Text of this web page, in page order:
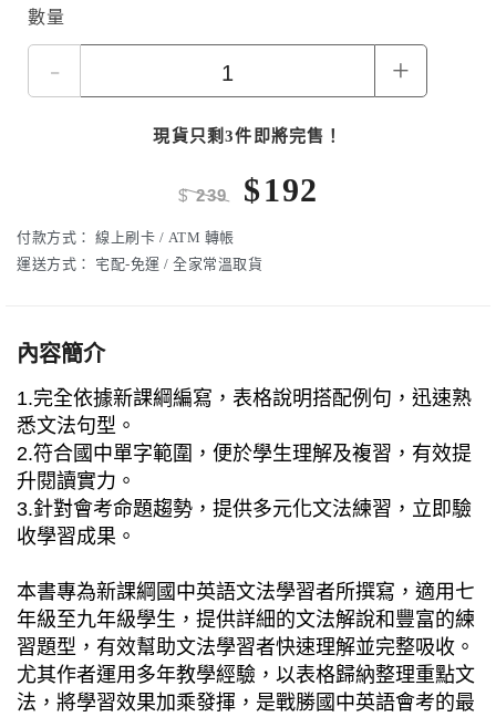
數量
- +
現貨只剩3件即將完售！
$239 $192
付款方式： 線上刷卡 / ATM 轉帳
運送方式：
宅配-免運 / 全家常溫取貨
內容簡介
1.完全依據新課綱編寫，表格說明搭配例句，迅速熟
悉文法句型。
2.符合國中單字範圍，便於學生理解及複習，有效提
升閱讀實力。
3.針對會考命題趨勢，提供多元化文法練習，立即驗
收學習成果。
本書專為新課綱國中英語文法學習者所撰寫，適用七
年級至九年級學生，提供詳細的文法解說和豐富的練
習題型，有效幫助文法學習者快速理解並完整吸收。
尤其作者運用多年教學經驗，以表格歸納整理重點文
法，將學習效果加乘發揮，是戰勝國中英語會考的最